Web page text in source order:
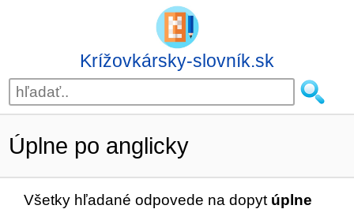
Krížovkársky-slovník.sk
Úplne po anglicky
Všetky hľadané odpovede na dopyt úplne